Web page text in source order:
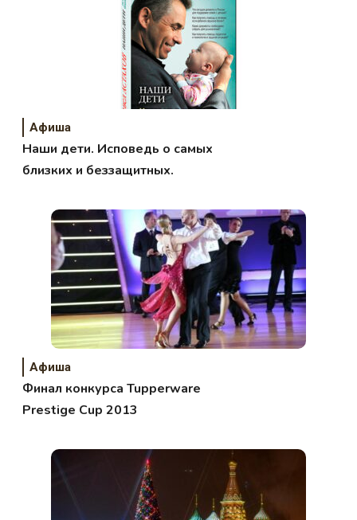
Афиша
Наши дети. Исповедь о самых
близких и беззащитных.
Афиша
Финал конкурса Tupperware
Prestige Cup 2013